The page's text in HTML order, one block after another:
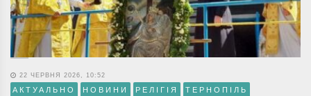
22 ЧЕРВНЯ 2026, 10:52
АКТУАЛЬНО НОВИНИ РЕЛІГІЯ ТЕРНОПІЛЬ